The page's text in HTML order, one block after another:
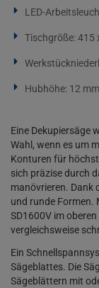
LED-
Tischgröße: 415
Hubhöhe: 12 mm
Eine Dekupiersäge
Wahl, wenn es um
Konturen für
sich präzise durch
manövrieren. Dank
und runde Formen.
SD1600V im
vergleichsweise
Ein
Sägeblattes. Die
Sägeblättern mit